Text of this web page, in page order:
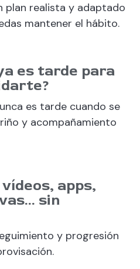
plan realista y adaptado
mantener el hábito.
es tarde para
es tarde cuando se
y acompañamiento
apps,
sin
y progresión